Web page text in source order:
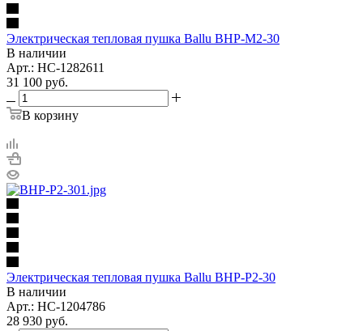
Электрическая тепловая пушка Ballu BHP-M2-30
В наличии
Арт.: НС-1282611
31 100 руб.
В корзину
Электрическая тепловая пушка Ballu BHP-P2-30
В наличии
Арт.: НС-1204786
28 930 руб.